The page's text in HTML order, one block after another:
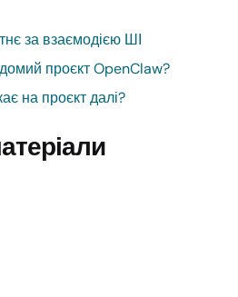
за взаємодією ШІ
проєкт OpenClaw?
на проєкт далі?